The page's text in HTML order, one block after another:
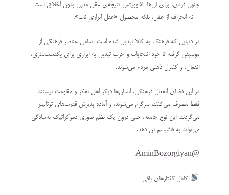
جنون فردی. برای آن‌ها، آشوویتس نتیجه‌ی عقل مدرن بدون اخلاق است
– نه انحراف از عقل، بلکه محصول «عقل ابزاریِ ناب».
در دنیایی که فرهنگ به کالا تبدیل شده است، تمامی عناصر فرهنگی از
موسیقی گرفته تا خود انتخابات و حزب تبدیل به ابزاری برای یکدست‌سازی،
انفعال، و کنترل ذهنی مردم می‌شوند.
در این فضای انفعال فرهنگی، انسان‌ها دیگر اهل تفکر و مقاومت نیستند،
فقط مصرف می‌کنند، سرگرم می‌شوند، و آماده پذیرش قدرت‌های توتالیتر
می‌گردند. این نوع جامعه، حتی درون یک نظم صوری دموکراتیک به‌سادگی
می‌تواند به فاشیسم تن دهد.⁩⁩⁩⁩
@AminBozorgiyan
کانال گفتارهای باقی